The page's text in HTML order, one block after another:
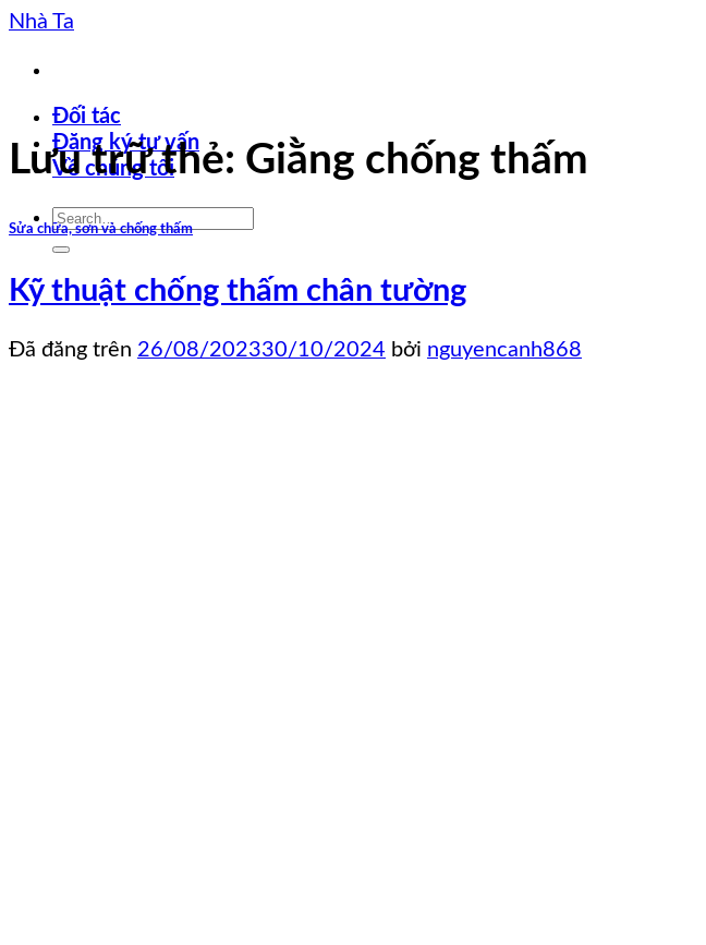
Chuyển
nội
Nhà Ta
Đối tác
Đăng ký tư vấn
Về chúng tôi
Lưu trữ thẻ: Giằng chống thấm
Sửa chữa, sơn và chống thấm
Kỹ thuật chống thấm chân tường
Đã đăng trên 26/08/202330/10/2024 bởi nguyencanh868